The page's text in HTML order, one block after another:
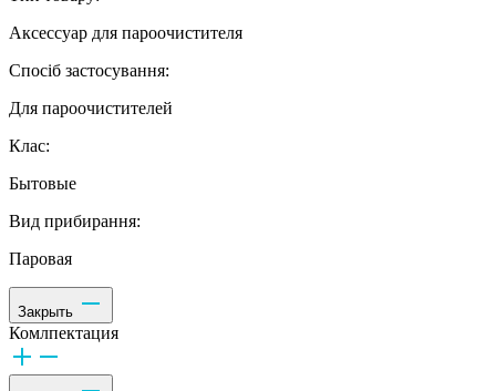
Аксессуар для пароочистителя
Спосіб застосування:
Для пароочистителей
Клас:
Бытовые
Вид прибирання:
Паровая
Закрыть
Комлпектация